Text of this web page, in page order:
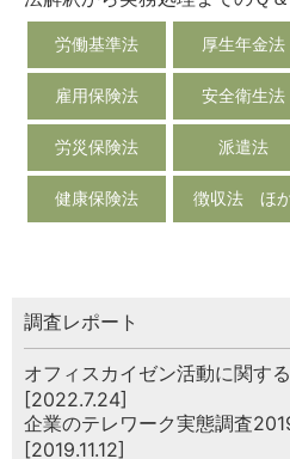
労働基準法 厚生年金法
雇用保険法 安全衛生法
労災保険法 派遣法
健康保険法 徴収法 ほ
調査レポート
オフィスカイゼン活動に関す
[2022.7.24]
企業のテレワーク実態調査
[2019.11.12]